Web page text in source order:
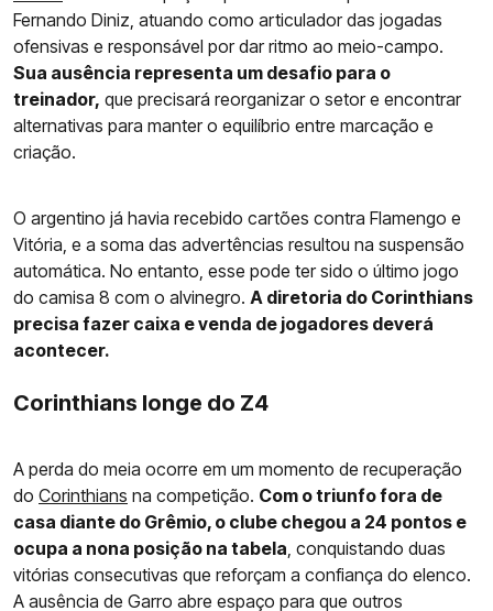
Fernando Diniz, atuando como articulador das jogadas
ofensivas e responsável por dar ritmo ao meio-campo.
Sua ausência representa um desafio para o
treinador, que precisará reorganizar o setor e encontrar
alternativas para manter o equilíbrio entre marcação e
criação.
O argentino já havia recebido cartões contra Flamengo e
Vitória, e a soma das advertências resultou na suspensão
automática. No entanto, esse pode ter sido o último jogo
do camisa 8 com o alvinegro. A diretoria do Corinthians
precisa fazer caixa e venda de jogadores deverá
acontecer.
Corinthians longe do Z4
A perda do meia ocorre em um momento de recuperação
do Corinthians na competição. Com o triunfo fora de
casa diante do Grêmio, o clube chegou a 24 pontos e
ocupa a nona posição na tabela , conquistando duas
vitórias consecutivas que reforçam a confiança do elenco.
A ausência de Garro abre espaço para que outros